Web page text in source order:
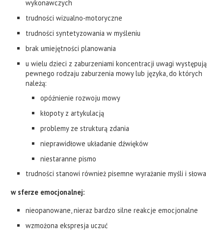
wykonawczych
trudności wizualno-motoryczne
trudności syntetyzowania w myśleniu
brak umiejętności planowania
u wielu dzieci z zaburzeniami koncentracji uwagi występują
pewnego rodzaju zaburzenia mowy lub języka, do których
należą:
opóźnienie rozwoju mowy
kłopoty z artykulacją
problemy ze strukturą zdania
nieprawidłowe układanie dźwięków
niestaranne pismo
trudności stanowi również pisemne wyrażanie myśli i słowa
w sferze emocjonalnej:
nieopanowane, nieraz bardzo silne reakcje emocjonalne
wzmożona ekspresja uczuć